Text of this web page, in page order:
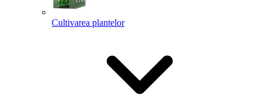
Cultivarea plantelor